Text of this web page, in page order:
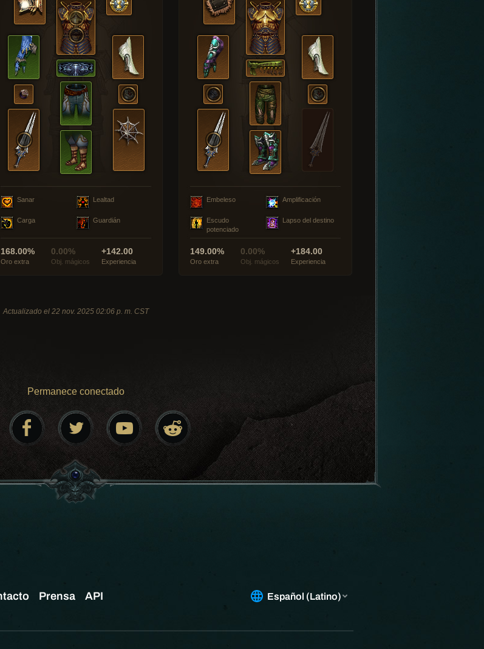
Sanar Lealtad
Carga Guardián
168.00%
Oro extra
0.00%
Obj. mágicos
+142.00
Experiencia
Embeleso Amplificación
Escudo
potenciado
Lapso del destino
149.00%
Oro extra
0.00%
Obj. mágicos
+184.00
Experiencia
Actualizado el 22 nov. 2025 02:06 p. m. CST
Permanece conectado